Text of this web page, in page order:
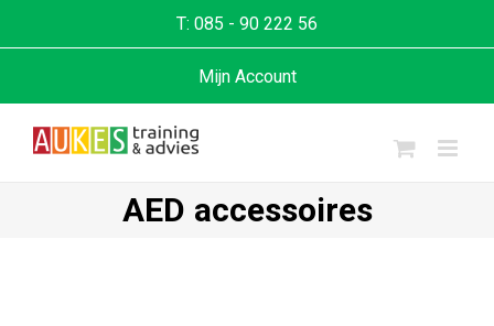
T: 085 - 90 222 56
Mijn Account
AED accessoires